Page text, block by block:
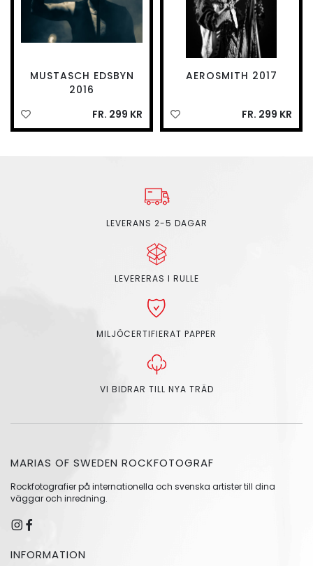
MUSTASCH EDSBYN
2016
FR. 299 KR
AEROSMITH 2017
FR. 299 KR
LEVERANS 2-5 DAGAR
LEVERERAS I RULLE
MILJÖCERTIFIERAT PAPPER
VI BIDRAR TILL NYA TRÄD
MARIAS OF SWEDEN ROCKFOTOGRAF
Rockfotografier på internationella och svenska artister till dina
väggar och inredning.
INFORMATION